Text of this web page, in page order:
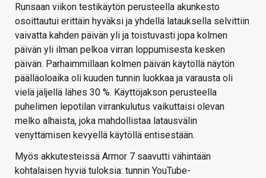
Runsaan viikon testikäytön perusteella akunkesto
osoittautui erittäin hyväksi ja yhdellä latauksella selvittiin
vaivatta kahden päivän yli ja toistuvasti jopa kolmen
päivän yli ilman pelkoa virran loppumisesta kesken
päivän. Parhaimmillaan kolmen päivän käytöllä näytön
päälläoloaika oli kuuden tunnin luokkaa ja varausta oli
vielä jäljellä lähes 30 %. Käyttöjakson perusteella
puhelimen lepotilan virrankulutus vaikuttaisi olevan
melko alhaista, joka mahdollistaa latausvälin
venyttämisen kevyellä käytöllä entisestään.
Myös akkutesteissä Armor 7 saavutti vähintään
kohtalaisen hyviä tuloksia: tunnin YouTube-